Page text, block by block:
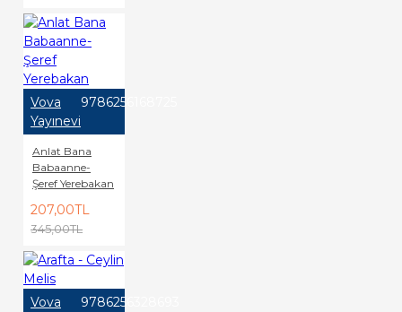
Vova
Yayınevi
9786256168725
Anlat Bana
Babaanne-
Şeref Yerebakan
207,00TL
345,00TL
Vova
9786256328693